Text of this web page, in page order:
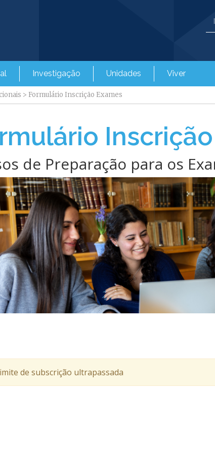
Investigação Unidades Viver
> Formulário Inscrição Exames
Inscrição
de Preparação para os
de subscrição ultrapassada